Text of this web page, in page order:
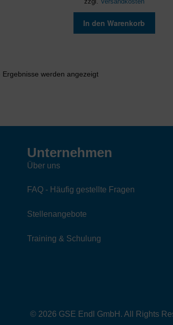
zzgl. Versandkosten
In den Warenkorb
Ergebnisse werden angezeigtNach
Unternehmen
Über uns
FAQ - Häufig gestellte Fragen
Stellenangebote
Training & Schulung
© 2026 GSE Endl GmbH. All Rights